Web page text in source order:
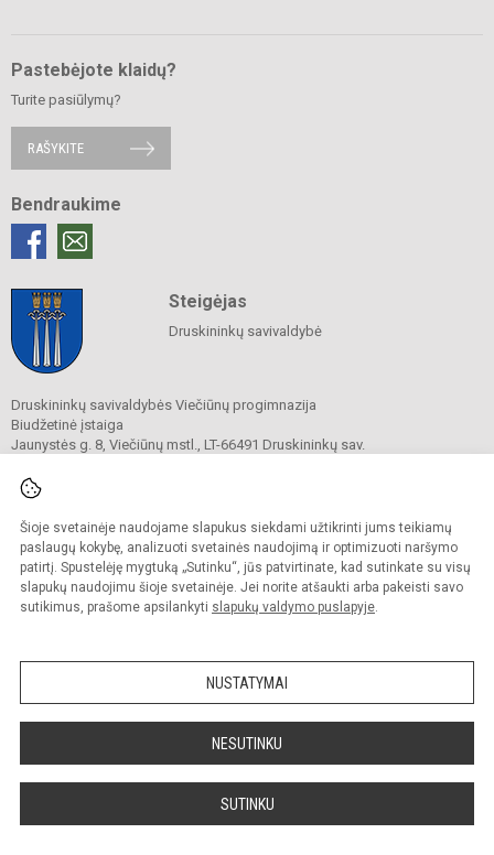
Šioje svetainėje naudojame slapukus siekdami užtikrinti jums teikiamų
paslaugų kokybę, analizuoti svetainės naudojimą ir optimizuoti naršymo
patirtį. Spustelėję mygtuką „Sutinku“, jūs patvirtinate, kad sutinkate su visų
slapukų naudojimu šioje svetainėje. Jei norite atšaukti arba pakeisti savo
sutikimus, prašome apsilankyti slapukų valdymo puslapyje.
NUSTATYMAI
NESUTINKU
SUTINKU
Pastebėjote klaidų?
Turite pasiūlymų?
RAŠYKITE
Bendraukime
Steigėjas
Druskininkų savivaldybė
Druskininkų savivaldybės Viečiūnų progimnazija
Biudžetinė įstaiga
Jaunystės g. 8, Viečiūnų mstl., LT-66491 Druskininkų sav.
El. p.
Duomenys kaupiami ir saugomi
Juridinių asmenų registre
Įstaigos kodas 190108418
El. pristatymo dėžutės adresas 190108418
Kopijuoti turinį be raštiško progimnazijos sutikimo griežtai draudžiama.
Prieinamumo paraiška Slapukų valdymas
Sumanus būdas atnaujinti
svetainę